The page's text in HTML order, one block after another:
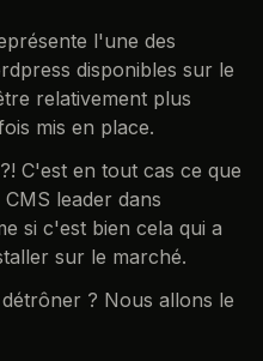
l'une des
disponibles sur le
relativement plus
mis en place.
C'est en tout cas ce que
leader dans
si c'est bien cela qui a
sur le marché.
? Nous allons le